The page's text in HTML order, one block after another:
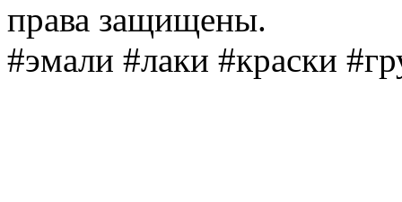
права защищены.
#эмали #лаки #краски